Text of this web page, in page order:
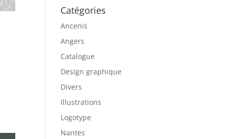
Catégories
Ancenis
Angers
Catalogue
Design graphique
Divers
Illustrations
Logotype
Nantes